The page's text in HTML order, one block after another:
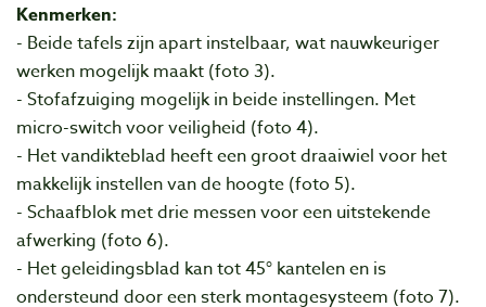
Kenmerken:
- Beide tafels zijn apart instelbaar, wat nauwkeuriger
werken mogelijk maakt (foto 3).
- Stofafzuiging mogelijk in beide instellingen. Met
micro-switch voor veiligheid (foto 4).
- Het vandikteblad heeft een groot draaiwiel voor het
makkelijk instellen van de hoogte (foto 5).
- Schaafblok met drie messen voor een uitstekende
afwerking (foto 6).
- Het geleidingsblad kan tot 45° kantelen en is
ondersteund door een sterk montagesysteem (foto 7).